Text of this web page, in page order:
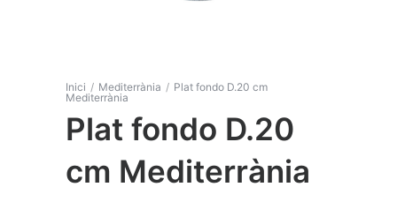
Inici / Mediterrània / Plat fondo D.20 cm
Mediterrània
Plat fondo D.20
cm Mediterrània